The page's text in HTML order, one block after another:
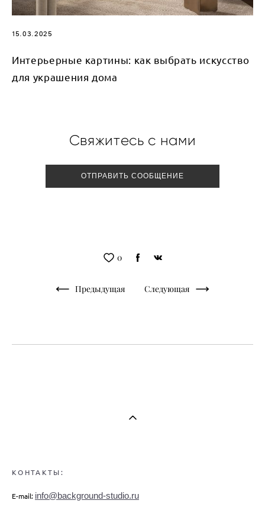
15.03.2025
Интерьерные картины: как выбрать искусство
для украшения дома
Свяжитесь с нами
ОТПРАВИТЬ СООБЩЕНИЕ
0
Предыдущая Следующая
КОНТАКТЫ:
E-mail: info@background-studio.ru